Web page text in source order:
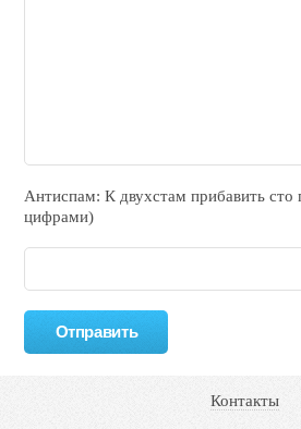
Антиспам: К двухcтам прибавить cто
цифрами)
Контакты